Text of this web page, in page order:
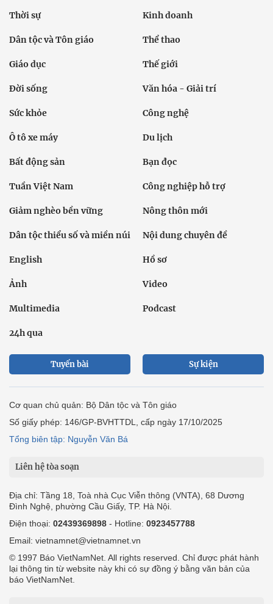
Thời sự Kinh doanh
Dân tộc và Tôn giáo Thể thao
Giáo dục Thế giới
Đời sống Văn hóa - Giải trí
Sức khỏe Công nghệ
Ô tô xe máy Du lịch
Bất động sản Bạn đọc
Tuần Việt Nam Công nghiệp hỗ trợ
Giảm nghèo bền vững Nông thôn mới
Dân tộc thiểu số và miền núi Nội dung chuyên đề
English Hồ sơ
Ảnh Video
Multimedia Podcast
24h qua
Tuyến bài Sự kiện
Cơ quan chủ quản: Bộ Dân tộc và Tôn giáo
Số giấy phép: 146/GP-BVHTTDL, cấp ngày 17/10/2025
Tổng biên tập: Nguyễn Văn Bá
Liên hệ tòa soạn
Địa chỉ: Tầng 18, Toà nhà Cục Viễn thông (VNTA), 68 Dương
Đình Nghệ, phường Cầu Giấy, TP. Hà Nội.
Điện thoại: 02439369898 - Hotline: 0923457788
Email: vietnamnet@vietnamnet.vn
© 1997 Báo VietNamNet. All rights reserved. Chỉ được phát hành
lại thông tin từ website này khi có sự đồng ý bằng văn bản của
báo VietNamNet.